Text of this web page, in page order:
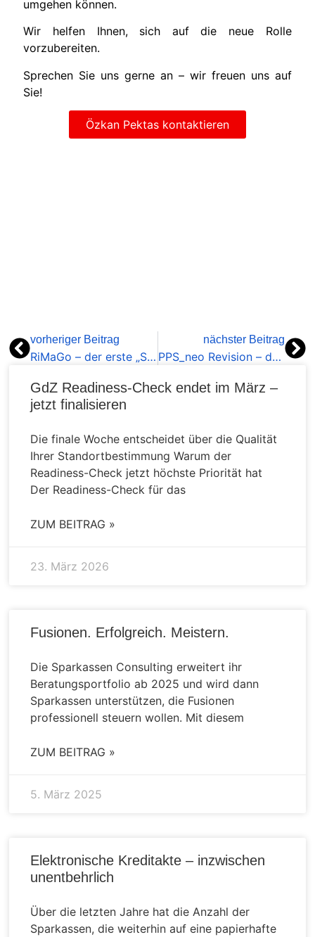
umgehen können.
Wir helfen Ihnen, sich auf die neue Rolle
vorzubereiten.
Sprechen Sie uns gerne an – wir freuen uns auf
Sie!
Özkan Pektas kontaktieren
vorheriger Beitrag
RiMaGo – der erste „Stresstest“ kommt
nächster Beitrag
PPS_neo Revision – das Modul für Ihre Prüfungsarbeit
GdZ Readiness-Check endet im März –
jetzt finalisieren
Die finale Woche entscheidet über die Qualität
Ihrer Standortbestimmung Warum der
Readiness-Check jetzt höchste Priorität hat
Der Readiness-Check für das
ZUM BEITRAG »
23. März 2026
Fusionen. Erfolgreich. Meistern.
Die Sparkassen Consulting erweitert ihr
Beratungsportfolio ab 2025 und wird dann
Sparkassen unterstützen, die Fusionen
professionell steuern wollen. Mit diesem
ZUM BEITRAG »
5. März 2025
Elektronische Kreditakte – inzwischen
unentbehrlich
Über die letzten Jahre hat die Anzahl der
Sparkassen, die weiterhin auf eine papierhafte